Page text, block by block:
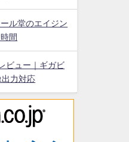
ル堂のエイジン
間
ビュー｜ギガビ
出力対応